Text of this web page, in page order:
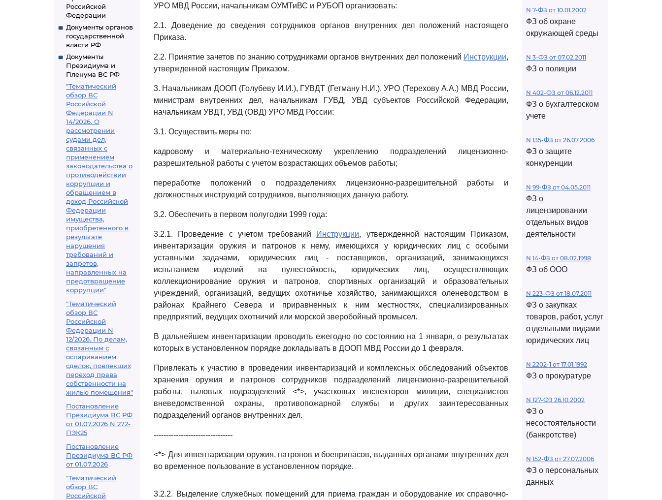
Российской
Федерации
Документы органов
государственной
власти РФ
Документы
Президиума и
Пленума ВС РФ
"Тематический
обзор ВС
Российской
Федерации N
14/2026. О
рассмотрении
судами дел,
связанных с
применением
законодательства о
противодействии
коррупции и
обращением в
доход Российской
Федерации
имущества,
приобретенного в
результате
нарушения
требований и
запретов,
направленных на
предотвращение
коррупции"
"Тематический
обзор ВС
Российской
Федерации N
12/2026. По делам,
связанным с
оспариванием
сделок, повлекших
переход права
собственности на
жилые помещения"
Постановление
Президиума ВС РФ
от 01.07.2026 N 272-
ПЭК25
Постановление
Президиума ВС РФ
от 01.07.2026
"Тематический
обзор ВС
Российской
УРО МВД России, начальникам ОУМТиВС и РУБОП организовать:
2.1. Доведение до сведения сотрудников органов внутренних дел положений настоящего
Приказа.
2.2. Принятие зачетов по знанию сотрудниками органов внутренних дел положений Инструкции,
утвержденной настоящим Приказом.
3. Начальникам ДООП (Голубеву И.И.), ГУВДТ (Гетману Н.И.), УРО (Терехову А.А.) МВД России,
министрам внутренних дел, начальникам ГУВД, УВД субъектов Российской Федерации,
начальникам УВДТ, УВД (ОВД) УРО МВД России:
3.1. Осуществить меры по:
кадровому и материально-техническому укреплению подразделений лицензионно-
разрешительной работы с учетом возрастающих объемов работы;
переработке положений о подразделениях лицензионно-разрешительной работы и
должностных инструкций сотрудников, выполняющих данную работу.
3.2. Обеспечить в первом полугодии 1999 года:
3.2.1. Проведение с учетом требований Инструкции, утвержденной настоящим Приказом,
инвентаризации оружия и патронов к нему, имеющихся у юридических лиц с особыми
уставными задачами, юридических лиц - поставщиков, организаций, занимающихся
испытанием изделий на пулестойкость, юридических лиц, осуществляющих
коллекционирование оружия и патронов, спортивных организаций и образовательных
учреждений, организаций, ведущих охотничье хозяйство, занимающихся оленеводством в
районах Крайнего Севера и приравненных к ним местностях, специализированных
предприятий, ведущих охотничий или морской зверобойный промысел.
В дальнейшем инвентаризации проводить ежегодно по состоянию на 1 января, о результатах
которых в установленном порядке докладывать в ДООП МВД России до 1 февраля.
Привлекать к участию в проведении инвентаризаций и комплексных обследований объектов
хранения оружия и патронов сотрудников подразделений лицензионно-разрешительной
работы, тыловых подразделений <*>, участковых инспекторов милиции, специалистов
вневедомственной охраны, противопожарной службы и других заинтересованных
подразделений органов внутренних дел.
--------------------------------
<*> Для инвентаризации оружия, патронов и боеприпасов, выданных органами внутренних дел
во временное пользование в установленном порядке.
3.2.2. Выделение служебных помещений для приема граждан и оборудование их справочно-
N 7-ФЗ от 10.01.2002
ФЗ об охране
окружающей среды
N 3-ФЗ от 07.02.2011
ФЗ о полиции
N 402-ФЗ от 06.12.2011
ФЗ о бухгалтерском
учете
N 135-ФЗ от 26.07.2006
ФЗ о защите
конкуренции
N 99-ФЗ от 04.05.2011
ФЗ о
лицензировании
отдельных видов
деятельности
N 14-ФЗ от 08.02.1998
ФЗ об ООО
N 223-ФЗ от 18.07.2011
ФЗ о закупках
товаров, работ, услуг
отдельными видами
юридических лиц
N 2202-1 от 17.01.1992
ФЗ о прокуратуре
N 127-ФЗ 26.10.2002
ФЗ о
несостоятельности
(банкротстве)
N 152-ФЗ от 27.07.2006
ФЗ о персональных
данных